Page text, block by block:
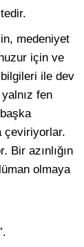
medeniyet
için ve
ile dev
fen
çeviriyorlar.
azınlığın
olmaya